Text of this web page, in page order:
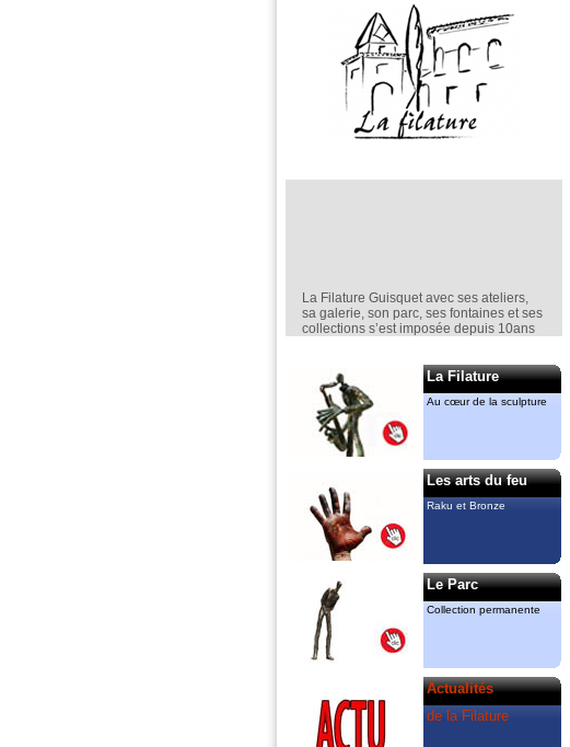
La Filature Guisquet avec ses ateliers,
sa galerie, son parc, ses fontaines et ses
collections s’est imposée depuis 10ans
comme un lieu incontournable de la
Elle est un espace d’exposition
permanent,
mais aussi ponctuel avec notamment le
“jardin de la Filature “ en mai.
Anne-Marie CASSIERS et Gérard
y ont chacun leur atelier. Ils animent
également des cours de sculpture et
céramique et exposent “raku“ et “Bronze“
dans la Galerie permanente.
amcassiers@orange.fr, 06 11 83 51 82
gmenant@free.fr 06 72 84 85 83
Ils ont créé
le “Printemps de la Sculpture“ dont
l’association “Valeurs Ajoutées“ a pris le
relais en 2018 à l’espace Guiraud.
est le partenaire artistique du
“Printemps“, mais également celui des
“Rendez vous aux jardins“ du Mas de
Bruguerolle.
La Filature
Au cœur de la sculpture
Les arts du feu
Raku et Bronze
Le Parc
Collection permanente
Actualités
de la Filature